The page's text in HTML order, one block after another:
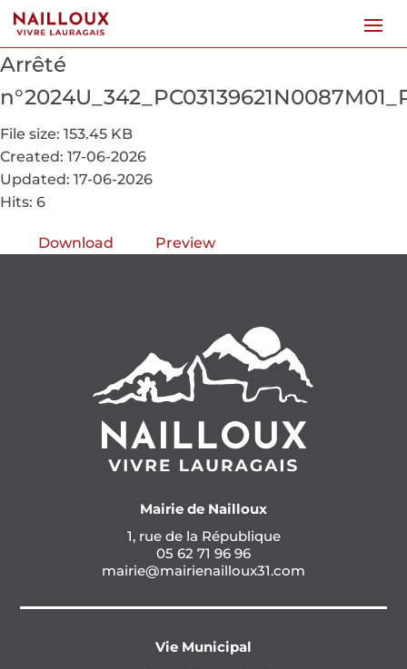
Arrêté
File size: 153.45 KB
Created: 17-06-2026
Updated: 17-06-2026
Hits: 6
Download Preview
Mairie de Nailloux
1, rue de la République
05 62 71 96 96
mairie@mairienailloux31.com
Vie Municipal